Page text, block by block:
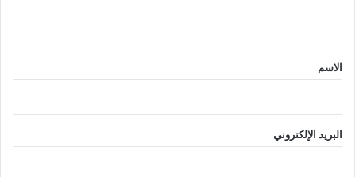
*
الاسم
البريد الإلكتروني